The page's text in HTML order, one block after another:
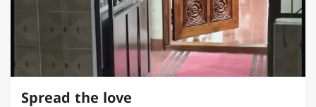
Spread the love